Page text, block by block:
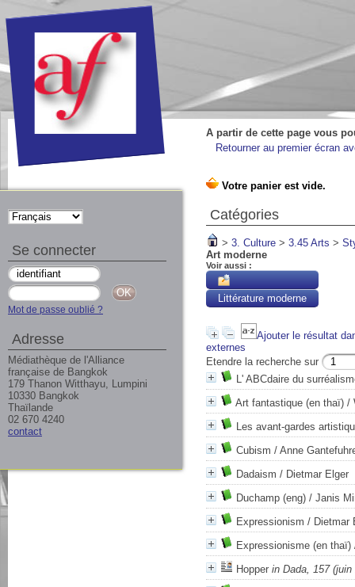
A partir de cette page vous
Retourner au premier écran
Catégories
> 3. Culture > 3.45 Arts >
Art moderne
Voir aussi :
Littérature moderne
Ajouter le résultat
externes
Etendre la recherche sur
L' ABCdaire du
Art fantastique (en thaï) /
Les avant-gardes
Cubism / Anne
Dadaism / Dietmar Elger
Duchamp (eng) / Janis
Expressionism / Dietmar
Expressionisme (en thaï)
Hopper in Dada, 157 (juin
Se connecter
Mot de passe oublié ?
Adresse
Médiathèque de l'Alliance
française de Bangkok
179 Thanon Witthayu, Lumpini
10330 Bangkok
Thaïlande
02 670 4240
contact